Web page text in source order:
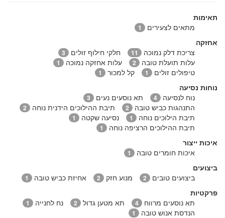
תאימות
מתאים לצעירים
1
אחזקה
צריכת דלק נמוכה
11 חלקי חילוף זולים 3
עלות תועלת טובה 2 עלות אחזקה נמוכה 1
טיפולים זולים 1 קל למכור 1
נוחות נסיעה
נוח לנסיעה
4 תא נוסעים נעים 3
התנהגות כביש טובה 2 תיבת ההילוכים הידנית נוחה 2
תיבת הילוכים נוחה 1 נסיעה שקטה 1
תיבת ההילוכים הרציפה נוחה 1
איכות ייצור
איכות חומרים טובה
1
ביצועים
ביצועים טובים
2 מנוע חזק 2 אחיזת כביש טובה 1
פרקטיות
תא נוסעים מרווח
4 תא מטען גדול 2 נח לחנייה 1
הנדסת אנוש טובה 1